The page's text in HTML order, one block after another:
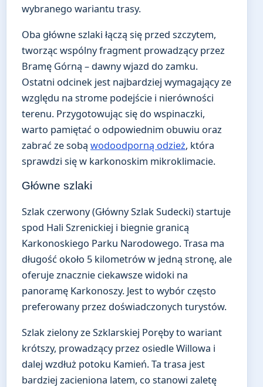
wybranego wariantu trasy.
Oba główne szlaki łączą się przed szczytem,
tworząc wspólny fragment prowadzący przez
Bramę Górną – dawny wjazd do zamku.
Ostatni odcinek jest najbardziej wymagający ze
względu na strome podejście i nierówności
terenu. Przygotowując się do wspinaczki,
warto pamiętać o odpowiednim obuwiu oraz
zabrać ze sobą wodoodporną odzież, która
sprawdzi się w karkonoskim mikroklimacie.
Główne szlaki
Szlak czerwony (Główny Szlak Sudecki) startuje
spod Hali Szrenickiej i biegnie granicą
Karkonoskiego Parku Narodowego. Trasa ma
długość około 5 kilometrów w jedną stronę, ale
oferuje znacznie ciekawsze widoki na
panoramę Karkonoszy. Jest to wybór często
preferowany przez doświadczonych turystów.
Szlak zielony ze Szklarskiej Poręby to wariant
krótszy, prowadzący przez osiedle Willowa i
dalej wzdłuż potoku Kamień. Ta trasa jest
bardziej zacieniona latem, co stanowi zaletę